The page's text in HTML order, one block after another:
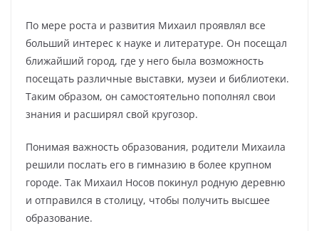
По мере роста и развития Михаил проявлял все
больший интерес к науке и литературе. Он посещал
ближайший город, где у него была возможность
посещать различные выставки, музеи и библиотеки.
Таким образом, он самостоятельно пополнял свои
знания и расширял свой кругозор.
Понимая важность образования, родители Михаила
решили послать его в гимназию в более крупном
городе. Так Михаил Носов покинул родную деревню
и отправился в столицу, чтобы получить высшее
образование.